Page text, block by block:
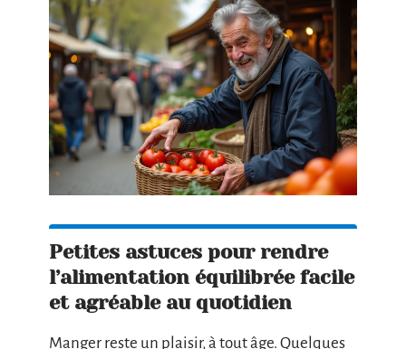
Petites astuces pour rendre
l’alimentation équilibrée facile
et agréable au quotidien
Manger reste un plaisir, à tout âge. Quelques